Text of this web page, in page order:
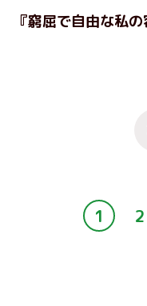
『窮屈で自由な私
1 2